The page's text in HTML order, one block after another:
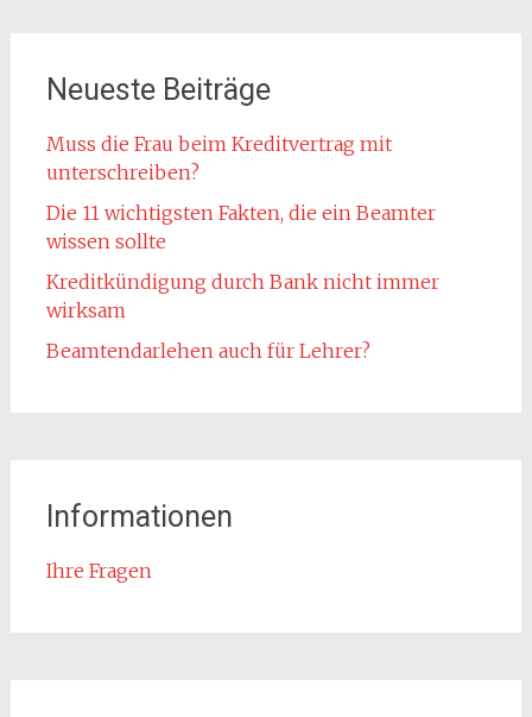
Neueste Beiträge
Muss die Frau beim Kreditvertrag mit
unterschreiben?
Die 11 wichtigsten Fakten, die ein Beamter
wissen sollte
Kreditkündigung durch Bank nicht immer
wirksam
Beamtendarlehen auch für Lehrer?
Informationen
Ihre Fragen